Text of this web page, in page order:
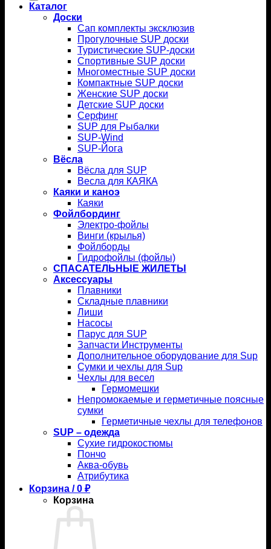
Каталог
Доски
Сап комплекты эксклюзив
Прогулочные SUP доски
Туристические SUP-доски
Спортивные SUP доски
Многоместные SUP доски
Компактные SUP доски
Женские SUP доски
Детские SUP доски
Серфинг
SUP для Рыбалки
SUP-Wind
SUP-Йога
Вёсла
Вёсла для SUP
Весла для КАЯКА
Каяки и каноэ
Каяки
Фойлбординг
Электро-фойлы
Винги (крылья)
Фойлборды
Гидрофойлы (фойлы)
СПАСАТЕЛЬНЫЕ ЖИЛЕТЫ
Аксессуары
Плавники
Складные плавники
Лиши
Насосы
Парус для SUP
Запчасти Инструменты
Дополнительное оборудование для Sup
Сумки и чехлы для Sup
Чехлы для весел
Гермомешки
Непромокаемые и герметичные поясные
сумки
Герметичные чехлы для телефонов
SUP – одежда
Сухие гидрокостюмы
Пончо
Аква-обувь
Атрибутика
Корзина /0 ₽
Корзина